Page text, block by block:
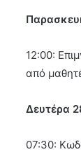
12:00:
από
Δευτέρα
07:30: